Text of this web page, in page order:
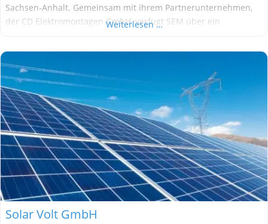
Sachsen-Anhalt. Gemeinsam mit ihrem Partnerunternehmen,
der CD Elektromontagen GmbH, verfügt SEM über ein
Planung, Installation und Inbetriebnahme Ihrer Solaranlage,
vom
Weiterlesen …
Solar Volt GmbH